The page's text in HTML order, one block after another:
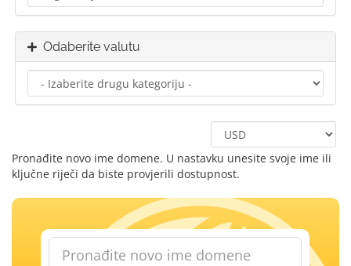
Odaberite valutu
Pronađite novo ime domene. U nastavku unesite svoje ime ili
ključne riječi da biste provjerili dostupnost.